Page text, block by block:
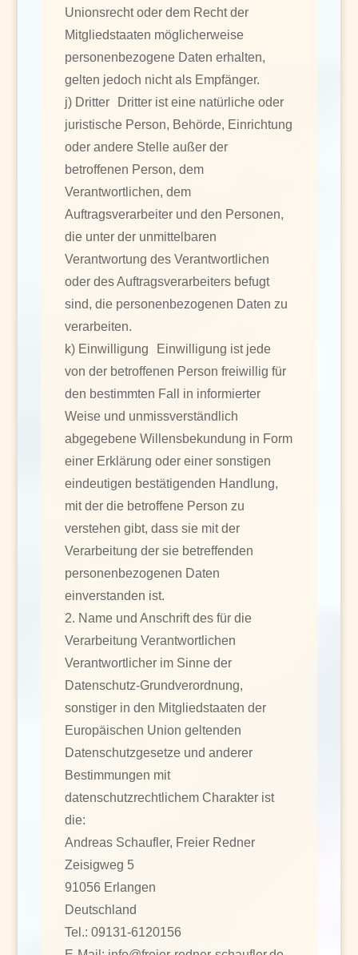
Unionsrecht oder dem Recht der
Mitgliedstaaten möglicherweise
personenbezogene Daten erhalten,
gelten jedoch nicht als Empfänger.
j) Dritter Dritter ist eine natürliche oder
juristische Person, Behörde, Einrichtung
oder andere Stelle außer der
betroffenen Person, dem
Verantwortlichen, dem
Auftragsverarbeiter und den Personen,
die unter der unmittelbaren
Verantwortung des Verantwortlichen
oder des Auftragsverarbeiters befugt
sind, die personenbezogenen Daten zu
verarbeiten.
k) Einwilligung Einwilligung ist jede
von der betroffenen Person freiwillig für
den bestimmten Fall in informierter
Weise und unmissverständlich
abgegebene Willensbekundung in Form
einer Erklärung oder einer sonstigen
eindeutigen bestätigenden Handlung,
mit der die betroffene Person zu
verstehen gibt, dass sie mit der
Verarbeitung der sie betreffenden
personenbezogenen Daten
einverstanden ist.
2. Name und Anschrift des für die
Verarbeitung Verantwortlichen
Verantwortlicher im Sinne der
Datenschutz-Grundverordnung,
sonstiger in den Mitgliedstaaten der
Europäischen Union geltenden
Datenschutzgesetze und anderer
Bestimmungen mit
datenschutzrechtlichem Charakter ist
die:
Andreas Schaufler, Freier Redner
Zeisigweg 5
91056 Erlangen
Deutschland
Tel.: 09131-6120156